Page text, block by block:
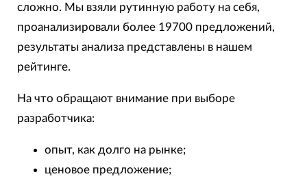
сложно. Мы взяли рутинную работу на себя,
проанализировали более 19700 предложений,
результаты анализа представлены в нашем
рейтинге.
На что обращают внимание при выборе
разработчика:
опыт, как долго на рынке;
ценовое предложение;